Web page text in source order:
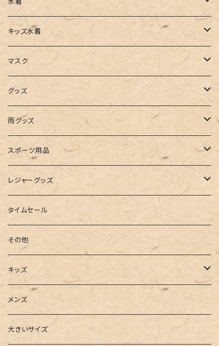
タンクトップ
キャミソール
インナー
ビスチェ
サロペット
ガウチョ
レギンス
その他
スニーカー
フラットシューズ
レインシューズ
レースアップ
ルームシューズ
インソール
ローファー
バックパック
カゴバッグ
エコバッグ
リュック
ハンドバッグ
ボストンバッグ
ワンピース
ビキニ
ワンショルダー
オフショルダー
バンドゥ
タンキニ
キャミキニ
フィットネス
2点セット
3点セット
4点セット
キッズ水着
女の子
男の子
ユニセックス
マスク
アクセサリー
マスクケース
グッズ
帽子
ストール・マフラー
手袋
ポーチ
パスケース
ウォレット
カードケース
キーケース
雨グッズ
レインコート
スポーツ用品
トレーニング・スポーツウェア
トレーニンググッズ
ヨガウェア
ヨガソックス
ヨガグッズ
ヨガマット
レジャーグッズ
ビーチグッズ
タイムセール
その他
キッズ
Girls
水着
Boys
メンズ
大きいサイズ